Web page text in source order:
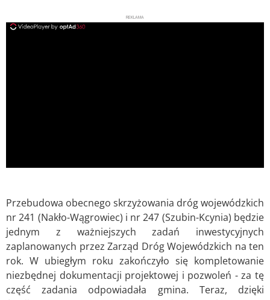
REKLAMA
Przebudowa obecnego skrzyżowania dróg wojewódzkich
nr 241 (Nakło-Wągrowiec) i nr 247 (Szubin-Kcynia) będzie
jednym z ważniejszych zadań inwestycyjnych
zaplanowanych przez Zarząd Dróg Wojewódzkich na ten
rok. W ubiegłym roku zakończyło się kompletowanie
niezbędnej dokumentacji projektowej i pozwoleń - za tę
część zadania odpowiadała gmina. Teraz, dzięki